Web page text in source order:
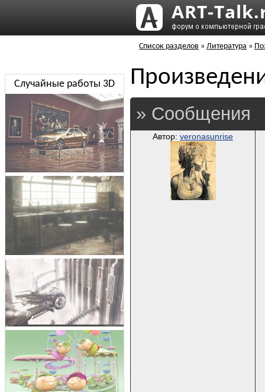
Список разделов » Литература »
» Сообщения
Автор: veronasunrise
Случайные работы 3D